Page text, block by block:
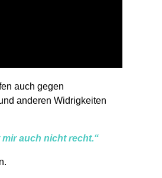
auch gegen
anderen Widrigkeiten
auch nicht recht.“